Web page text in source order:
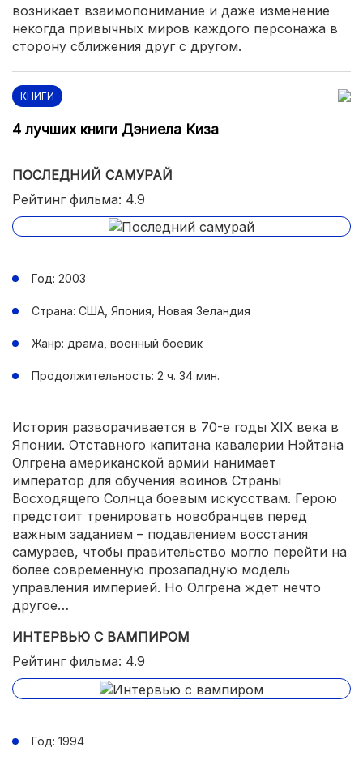
возникает взаимопонимание и даже изменение
некогда привычных миров каждого персонажа в
сторону сближения друг с другом.
КНИГИ
4 лучших книги Дэниела Киза
ПОСЛЕДНИЙ САМУРАЙ
Рейтинг фильма: 4.9
Год: 2003
Страна: США, Япония, Новая Зеландия
Жанр: драма, военный боевик
Продолжительность: 2 ч. 34 мин.
История разворачивается в 70-е годы XIX века в
Японии. Отставного капитана кавалерии Нэйтана
Олгрена американской армии нанимает
император для обучения воинов Страны
Восходящего Солнца боевым искусствам. Герою
предстоит тренировать новобранцев перед
важным заданием – подавлением восстания
самураев, чтобы правительство могло перейти на
более современную прозападную модель
управления империей. Но Олгрена ждет нечто
другое…
ИНТЕРВЬЮ С ВАМПИРОМ
Рейтинг фильма: 4.9
Год: 1994